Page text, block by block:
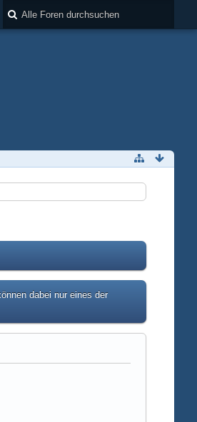
dabei nur eines der